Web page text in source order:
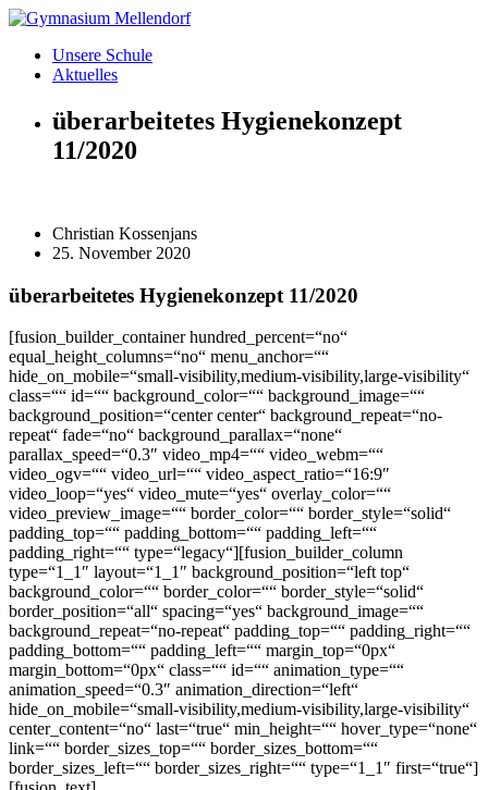
Zum
wechselnUnsere Schule
Aktuelles
überarbeitetes Hygienekonzept
11/2020
Christian Kossenjans
25. November 2020
überarbeitetes Hygienekonzept 11/2020
[fusion_builder_container hundred_percent=“no“
equal_height_columns=“no“ menu_anchor=““
hide_on_mobile=“small-visibility,medium-visibility,large-visibility“
class=““ id=““ background_color=““ background_image=““
background_position=“center center“ background_repeat=“no-
repeat“ fade=“no“ background_parallax=“none“
parallax_speed=“0.3″ video_mp4=““ video_webm=““
video_ogv=““ video_url=““ video_aspect_ratio=“16:9″
video_loop=“yes“ video_mute=“yes“ overlay_color=““
video_preview_image=““ border_color=““ border_style=“solid“
padding_top=““ padding_bottom=““ padding_left=““
padding_right=““ type=“legacy“][fusion_builder_column
type=“1_1″ layout=“1_1″ background_position=“left top“
background_color=““ border_color=““ border_style=“solid“
border_position=“all“ spacing=“yes“ background_image=““
background_repeat=“no-repeat“ padding_top=““ padding_right=““
padding_bottom=““ padding_left=““ margin_top=“0px“
margin_bottom=“0px“ class=““ id=““ animation_type=““
animation_speed=“0.3″ animation_direction=“left“
hide_on_mobile=“small-visibility,medium-visibility,large-visibility“
center_content=“no“ last=“true“ min_height=““ hover_type=“none“
link=““ border_sizes_top=““ border_sizes_bottom=““
border_sizes_left=““ border_sizes_right=““ type=“1_1″ first=“true“]